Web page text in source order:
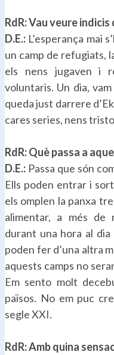
RdR: Vau veure indicis
D.E.: L’esperança mai
un camp de refugiats,
els nens jugaven i
voluntaris. Un dia,
queda just darrere
cares series, nens
RdR: Què passa a
D.E.: Passa que són
Ells poden entrar i
els omplen la panxa
alimentar, a més de
durant una hora al
poden fer d’una altra
aquests camps no
Em sento molt
països. No em puc
segle XXI.
RdR: Amb quina